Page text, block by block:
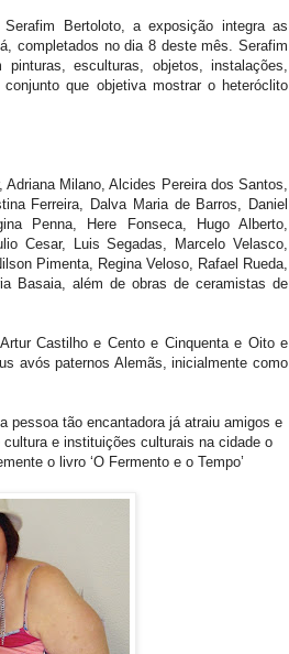
Bertoloto, a exposição integra as
completados no dia 8 deste mês. Serafim
esculturas, objetos, instalações,
que objetiva mostrar o heteróclito
Milano, Alcides Pereira dos Santos,
Ferreira, Dalva Maria de Barros, Daniel
Penna, Here Fonseca, Hugo Alberto,
Cesar, Luis Segadas, Marcelo Velasco,
Pimenta, Regina Veloso, Rafael Rueda,
Basaia, além de obras de ceramistas de
Castilho e Cento e Cinquenta e Oito e
avós paternos Alemãs, inicialmente como
pessoa tão encantadora já atraiu amigos e
e instituições culturais na cidade o
o livro ‘O Fermento e o Tempo’